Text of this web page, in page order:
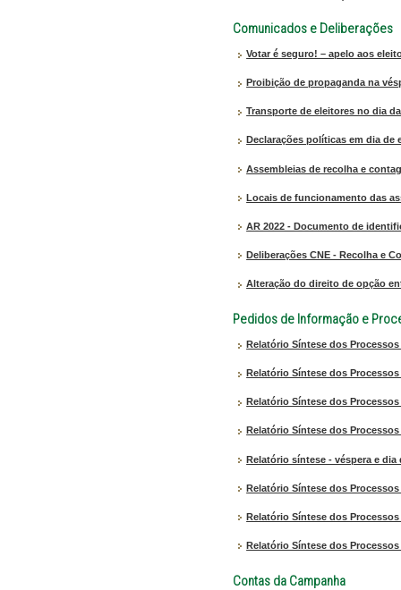
Comunicados e Deliberações
Votar é seguro! – apelo aos
Proibição de propaganda na
Transporte de eleitores no dia
Declarações políticas em dia de
Assembleias de recolha e
Locais de funcionamento das
AR 2022 - Documento de
Deliberações CNE - Recolha e
Alteração do direito de opção
Pedidos de Informação e
Relatório Síntese dos
Relatório Síntese dos
Relatório Síntese dos
Relatório Síntese dos
Relatório síntese - véspera e dia
Relatório Síntese dos
Relatório Síntese dos
Relatório Síntese dos
Contas da Campanha